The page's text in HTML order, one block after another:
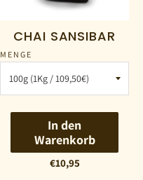
CHAI SANSIBAR
MENGE
In den
Warenkorb
€10,95